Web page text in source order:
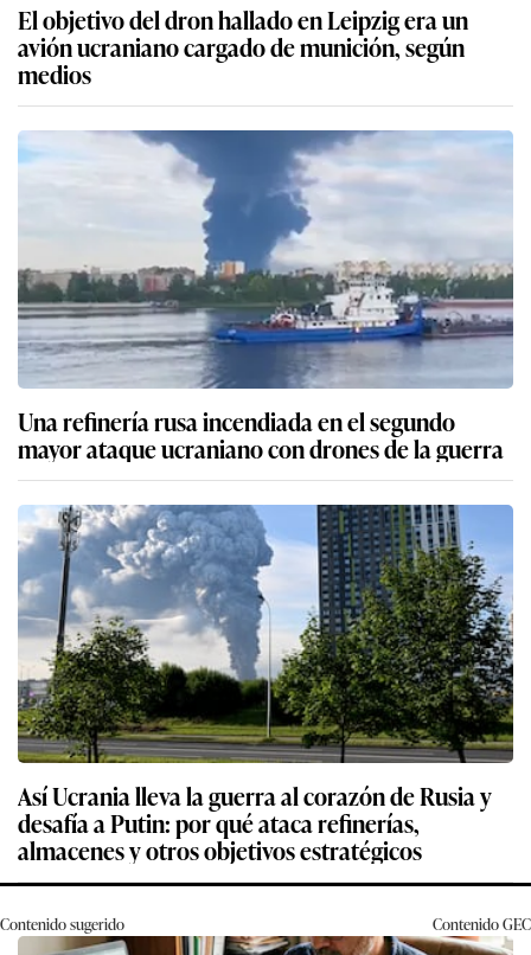
El objetivo del dron hallado en Leipzig era un
avión ucraniano cargado de munición, según
medios
Una refinería rusa incendiada en el segundo
mayor ataque ucraniano con drones de la guerra
Así Ucrania lleva la guerra al corazón de Rusia y
desafía a Putin: por qué ataca refinerías,
almacenes y otros objetivos estratégicos
Contenido sugerido ContenidoGEC